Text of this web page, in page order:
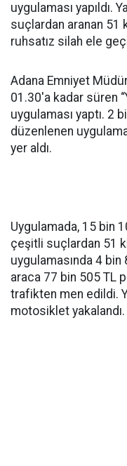
uygulaması yapıldı.
suçlardan aranan 51
ruhsatız silah ele
Adana Emniyet
01.30'a kadar süren
uygulaması yaptı. 2
düzenlenen
yer aldı.
Uygulamada, 15 bin
çeşitli suçlardan 51
uygulamasında 4
araca 77 bin 505 TL
trafikten men edildi.
motosiklet yakalandı.